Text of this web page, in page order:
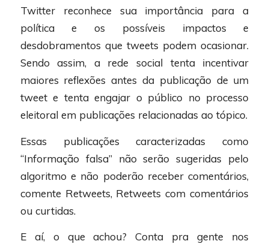
Twitter reconhece sua importância para a
política e os possíveis impactos e
desdobramentos que tweets podem ocasionar.
Sendo assim, a rede social tenta incentivar
maiores reflexões antes da publicação de um
tweet e tenta engajar o público no processo
eleitoral em publicações relacionadas ao tópico.
Essas publicações caracterizadas como
“Informação falsa” não serão sugeridas pelo
algoritmo e não poderão receber comentários,
comente Retweets, Retweets com comentários
ou curtidas.
E aí, o que achou? Conta pra gente nos